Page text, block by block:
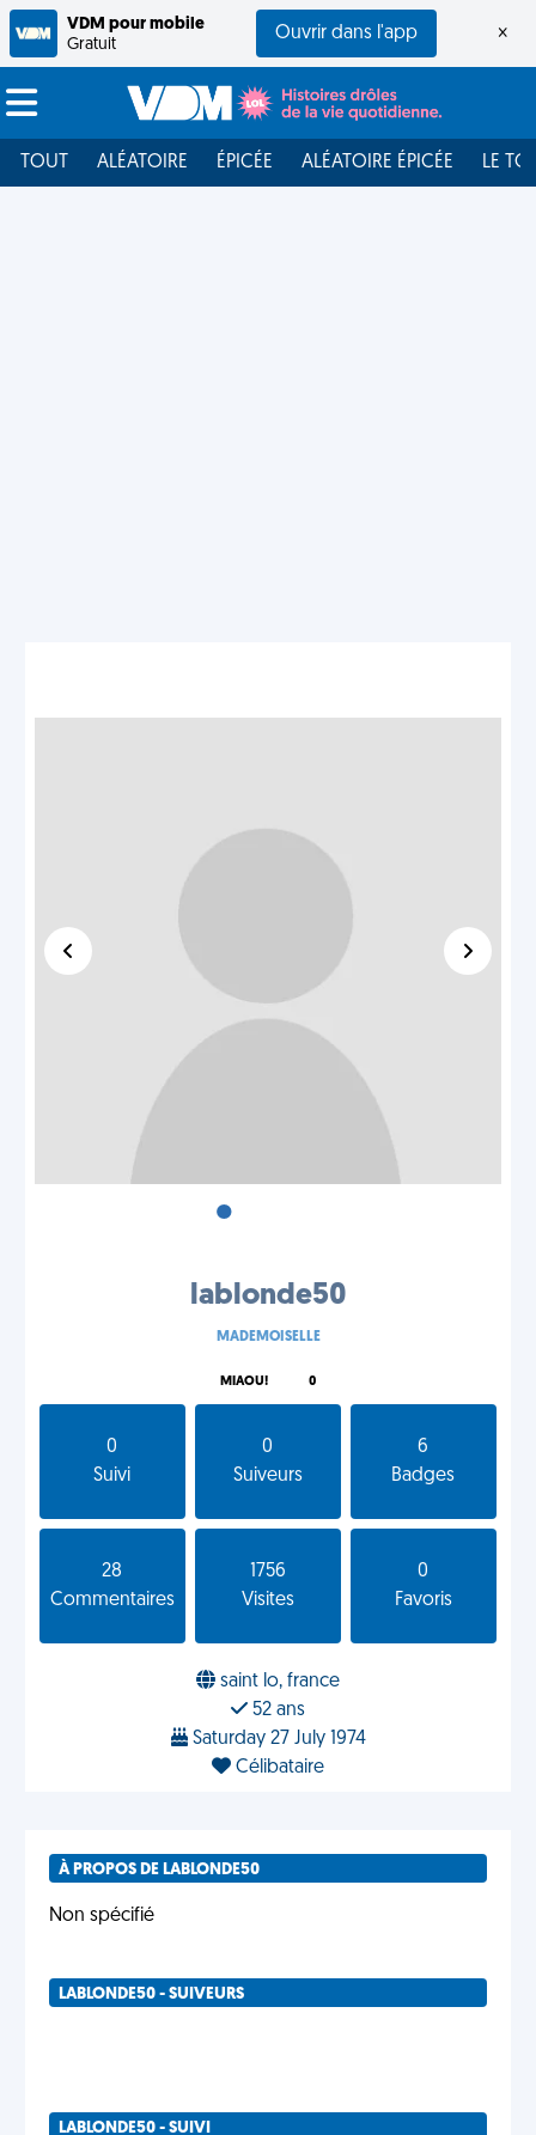
VDM pour mobile
Gratuit
Ouvrir dans l'app ×
TOUT ALÉATOIRE ÉPICÉE ALÉATOIRE ÉPICÉE LE
•
lablonde50
MADEMOISELLE
MIAOU! 0
0
Suivi
0
Suiveurs
6
Badges
28
Commentaires
1756
Visites
0
Favoris
saint lo, france
52 ans
Saturday 27 July 1974
Célibataire
À PROPOS DE LABLONDE50
Non spécifié
LABLONDE50 - SUIVEURS
LABLONDE50 - SUIVI